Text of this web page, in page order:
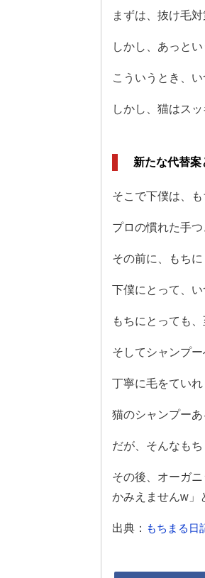
まずは、抜け毛
しかし、あっと
こういうとき、
しかし、猫はス
新たな代替
そこで下僕は、
プロの慣れた手
その前に、もち
下僕にとって、い
もちにとっても
そしてシャンプー
丁寧に毛をていれ
猫のシャンプー
だが、そんなもち
その後、オーガ
かみえませんw」
出典： もちまる日